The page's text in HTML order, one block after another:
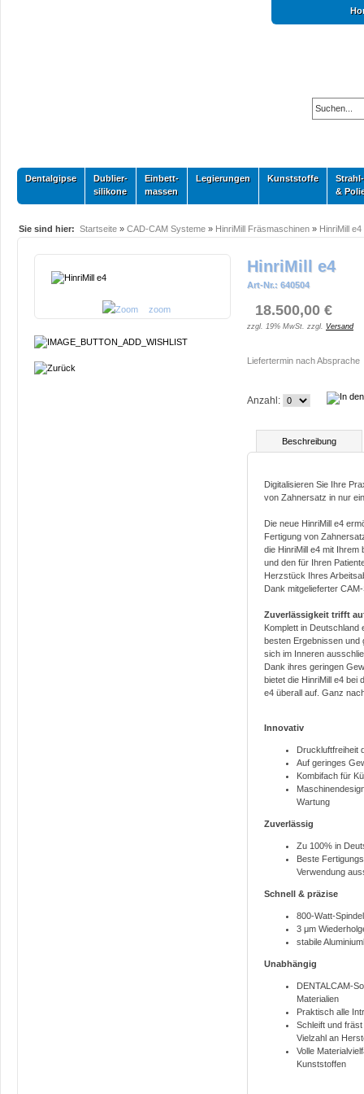
Dentalgipse
Dublier-
silikone
Einbett-
massen
Legierungen Kunststoffe
Strahl-
&
Sie sind hier: Startseite » CAD-CAM Systeme » HinriMill Fräsmaschinen » HinriMill e4
zoom
HinriMill e4
Art-Nr.: 640504
18.500,00 €
zzgl. 19% MwSt. zzgl. Versand
Liefertermin nach Absprache
Anzahl:
Beschreibung
Digitalisieren Sie Ihre
von Zahnersatz in nur
Die neue HinriMill e4
Fertigung von
die HinriMill e4 mit
und den für Ihren
Herzstück Ihres
Dank mitgelieferter
Zuverlässigkeit trifft
Komplett in Deutschland
besten Ergebnissen
sich im Inneren
Dank ihres geringen
bietet die HinriMill e4 bei
e4 überall auf. Ganz
Innovativ
Druckluftfreiheit
Auf geringes
Kombifach für
Wartung
Zuverlässig
Zu 100% in
Beste
Verwendung
Schnell & präzise
800-Watt-
3 μm
stabile
Unabhängig
DENTALCAM-
Materialien
Praktisch alle
Schleift und
Vielzahl an
Volle
Kunststoffen